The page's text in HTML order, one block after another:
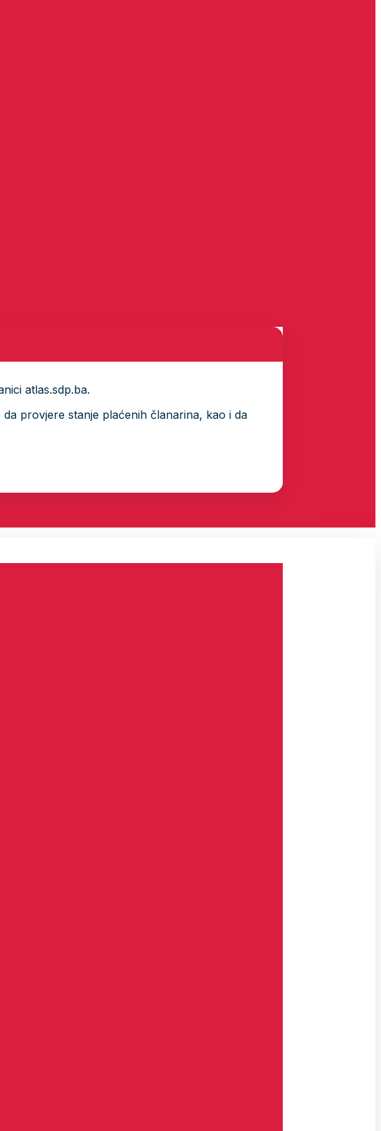
atlas.sdp.ba.
provjere stanje plaćenih članarina, kao i da